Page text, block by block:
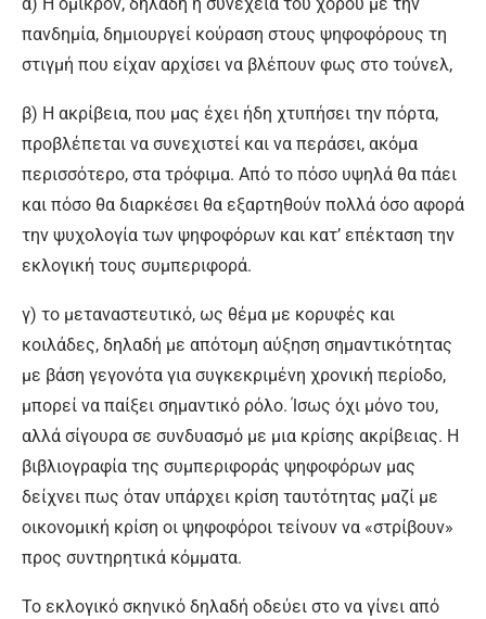
πανδημία, δημιουργεί κούραση στους ψηφοφόρους τη
στιγμή που είχαν αρχίσει να βλέπουν φως στο τούνελ,
β) Η ακρίβεια, που μας έχει ήδη χτυπήσει την πόρτα,
προβλέπεται να συνεχιστεί και να περάσει, ακόμα
περισσότερο, στα τρόφιμα. Από το πόσο υψηλά θα πάει
και πόσο θα διαρκέσει θα εξαρτηθούν πολλά όσο αφορά
την ψυχολογία των ψηφοφόρων και κατ’ επέκταση την
εκλογική τους συμπεριφορά.
γ) το μεταναστευτικό, ως θέμα με κορυφές και
κοιλάδες, δηλαδή με απότομη αύξηση σημαντικότητας
με βάση γεγονότα για συγκεκριμένη χρονική περίοδο,
μπορεί να παίξει σημαντικό ρόλο. Ίσως όχι μόνο του,
αλλά σίγουρα σε συνδυασμό με μια κρίσης ακρίβειας. Η
βιβλιογραφία της συμπεριφοράς ψηφοφόρων μας
δείχνει πως όταν υπάρχει κρίση ταυτότητας μαζί με
οικονομική κρίση οι ψηφοφόροι τείνουν να «στρίβουν»
προς συντηρητικά κόμματα.
Το εκλογικό σκηνικό δηλαδή οδεύει στο να γίνει από